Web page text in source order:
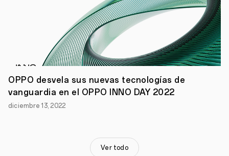
OPPO desvela sus nuevas tecnologías de
vanguardia en el OPPO INNO DAY 2022
diciembre 13, 2022
Ver todo